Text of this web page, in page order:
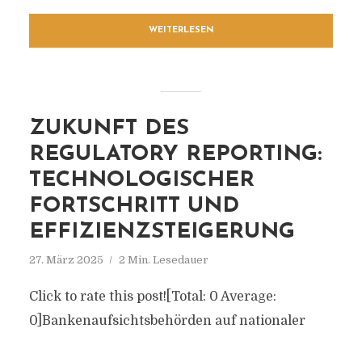
WEITERLESEN
ZUKUNFT DES
REGULATORY REPORTING:
TECHNOLOGISCHER
FORTSCHRITT UND
EFFIZIENZSTEIGERUNG
27. März 2025 2 Min. Lesedauer
Click to rate this post![Total: 0 Average:
0]Bankenaufsichtsbehörden auf nationaler